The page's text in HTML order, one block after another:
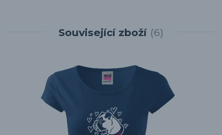
Související zboží 6